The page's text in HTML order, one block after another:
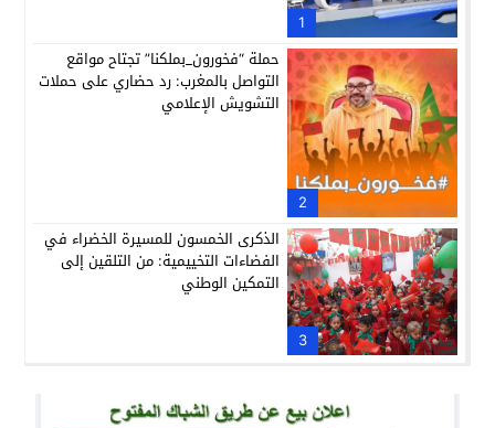
1
2
حملة “فخورون_بملكنا” تجتاح مواقع
التواصل بالمغرب: رد حضاري على حملات
التشويش الإعلامي
3
الذكرى الخمسون للمسيرة الخضراء في
الفضاءات التخييمية: من التلقين إلى
التمكين الوطني